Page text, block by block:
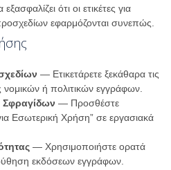
ότι οι ετικέτες για
εφαρμόζονται συνεπώς.
— Ετικετάρετε ξεκάθαρα τις
νομικών ή πολιτικών εγγράφων.
— Προσθέστε
Εσωτερική Χρήση” σε εργασιακά
— Χρησιμοποιήστε ορατά
εκδόσεων εγγράφων.